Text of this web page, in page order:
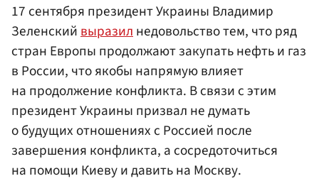
17 сентября президент Украины Владимир
Зеленскийвыразилнедовольство тем, что ряд
стран Европы продолжают закупать нефть и газ
в России, что якобы напрямую влияет
на продолжение конфликта. В связи с этим
президент Украины призвал не думать
о будущих отношениях с Россией после
завершения конфликта, а сосредоточиться
на помощи Киеву и давить на Москву.